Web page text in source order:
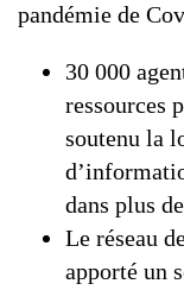
pandémie de
30 000
ressources
soutenu la
dans plus
Le réseau
apporté un